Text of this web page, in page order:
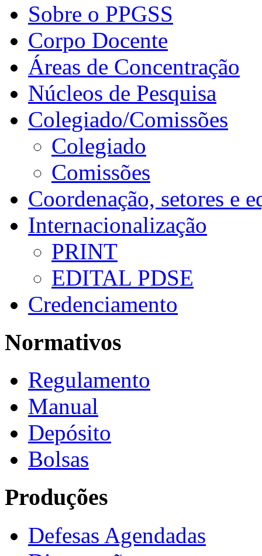
Sobre o PPGSS
Corpo Docente
Áreas de Concentração
Núcleos de Pesquisa
Colegiado/Comissões
Colegiado
Comissões
Coordenação, setores e
Internacionalização
PRINT
EDITAL PDSE
Credenciamento
Normativos
Regulamento
Manual
Depósito
Bolsas
Produções
Defesas Agendadas